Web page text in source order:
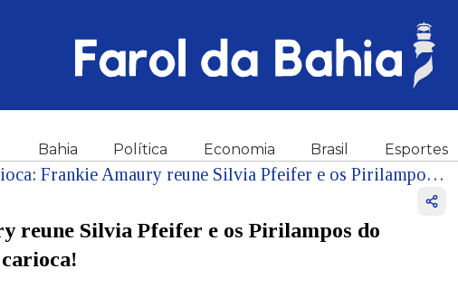
Bahia Política Economia Brasil Esportes
Badulaque Carioca: Frankie Amaury reune Silvia Pfeifer e os Pirilampos do Planeta para comemorar o espírito carioca!
reune Silvia Pfeifer e os Pirilampos do